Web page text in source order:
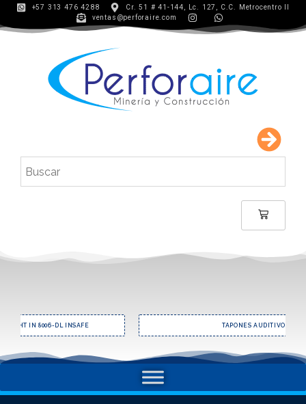
+57 313 476 4288
Cr. 51 # 41-144, Lc. 127, C.C. Metrocentro II
ventas@perforaire.com
TAPONES AUDITIVOS EAR - 3M